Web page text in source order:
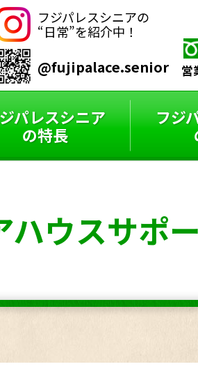
フジパレスシニアの
“日常”を紹介中！
@fujipalace.senior 営
パレスシニア
の特長
フジ
サポーターズブログ
スタッフインタビュー
フ
ハウスサポ